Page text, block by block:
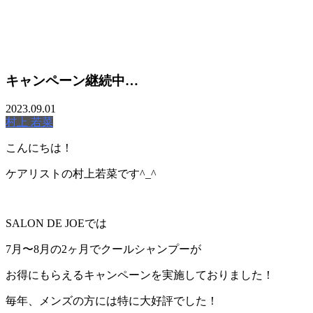
COLUMN
CARE
RECRUIT
キャンペーン継続中…
2023.09.01
村上 若菜
こんにちは！
ケアリストの村上若菜です^_^
SALON DE JOEでは
7月〜8月の2ヶ月でクールシャンプーが
お得にもらえるキャンペーンを実施しておりました！
毎年、メンズの方には特に大好評でした！